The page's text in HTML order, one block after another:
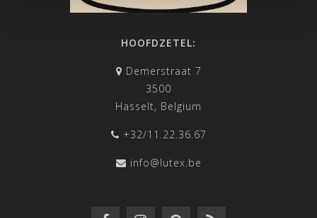
HOOFDZETEL:
Demerstraat 7
3500
Hasselt, Belgium
+32/11.22.36.67
info@lutex.be